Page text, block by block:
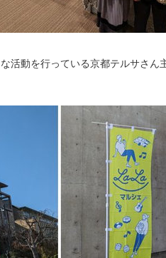
活動を行っている京都テルサさん